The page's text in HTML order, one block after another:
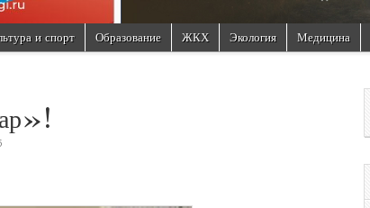
и спорт Образование ЖКХ Экология Медицина